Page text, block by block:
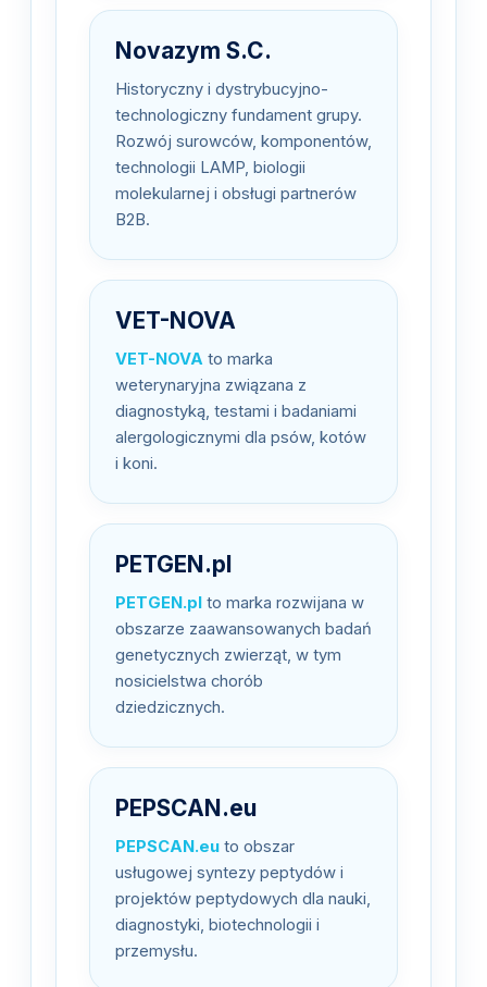
Novazym S.C.
Historyczny i dystrybucyjno-
technologiczny fundament grupy.
Rozwój surowców, komponentów,
technologii LAMP, biologii
molekularnej i obsługi partnerów
B2B.
VET-NOVA
VET-NOVA to marka
weterynaryjna związana z
diagnostyką, testami i badaniami
alergologicznymi dla psów, kotów
i koni.
PETGEN.pl
PETGEN.pl to marka rozwijana w
obszarze zaawansowanych badań
genetycznych zwierząt, w tym
nosicielstwa chorób
dziedzicznych.
PEPSCAN.eu
PEPSCAN.eu to obszar
usługowej syntezy peptydów i
projektów peptydowych dla nauki,
diagnostyki, biotechnologii i
przemysłu.